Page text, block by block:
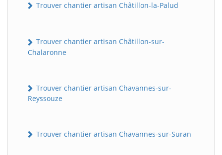
Trouver chantier artisan Châtillon-la-Palud
Trouver chantier artisan Châtillon-sur-
Chalaronne
Trouver chantier artisan Chavannes-sur-
Reyssouze
Trouver chantier artisan Chavannes-sur-Suran